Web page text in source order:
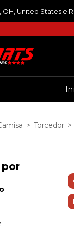
United States e
> Torcedor >
por